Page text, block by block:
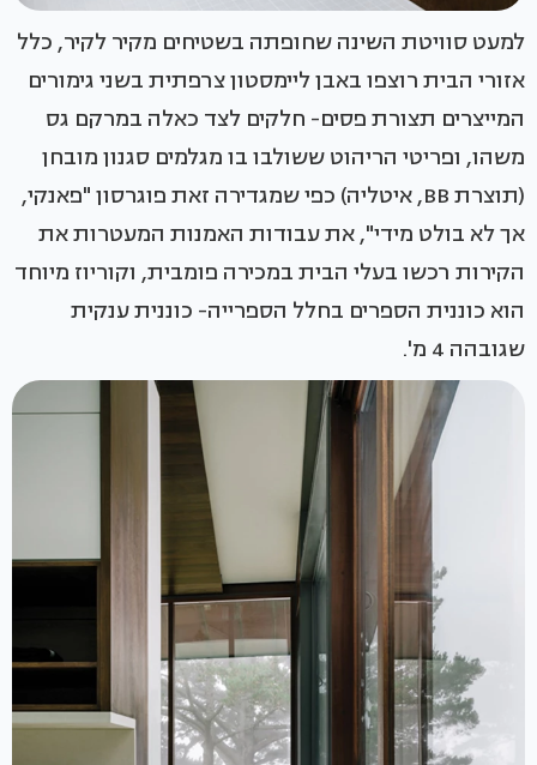
למעט סוויטת השינה שחופתה בשטיחים מקיר לקיר, כלל
אזורי הבית רוצפו באבן ליימסטון צרפתית בשני גימורים
המייצרים תצורת פסים- חלקים לצד כאלה במרקם גס
משהו, ופריטי הריהוט ששולבו בו מגלמים סגנון מובחן
(תוצרת BB, איטליה) כפי שמגדירה זאת פוגרסון "פאנקי,
אך לא בולט מידי", את עבודות האמנות המעטרות את
הקירות רכשו בעלי הבית במכירה פומבית, וקוריוז מיוחד
הוא כוננית הספרים בחלל הספרייה- כוננית ענקית
שגובהה 4 מ'.